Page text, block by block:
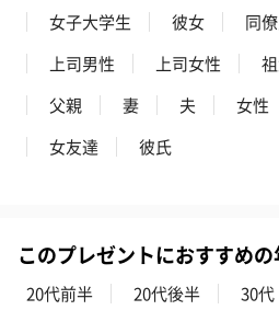
女子大学生
彼女 同
上司男性
上司女性
父親
妻 夫 女性
女友達
彼氏
このプレゼントにおすすめ
20代前半 20代後半 30代